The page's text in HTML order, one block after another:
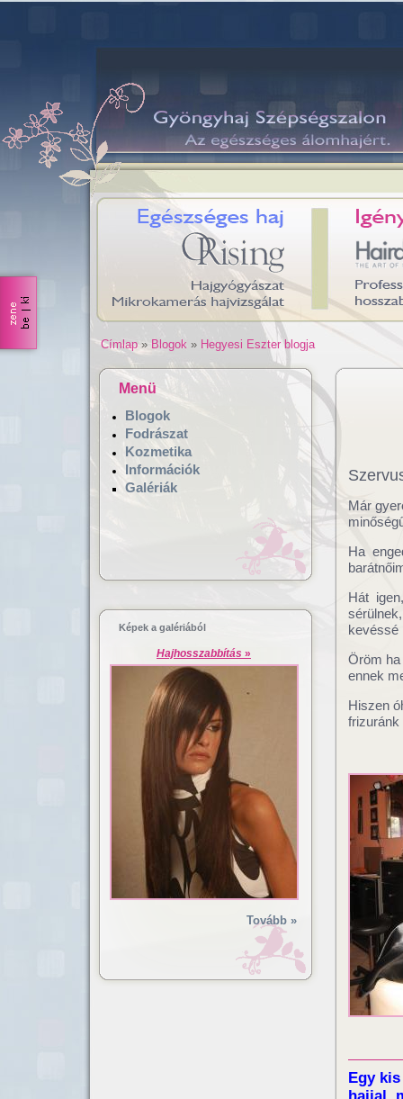
Hajgyógyászat,
Lézeres
dúsítás
Címlap» Blogok » Hegyesi Eszter blogja
Már
Ha
Hát
kevéssé
Öröm
ennek
Hiszen
frizuránk
Egy
Menü
Blogok
Fodrászat
Kozmetika
Információk
Galériák
Képek a galériából
Hajhosszabbítás »
Tovább »